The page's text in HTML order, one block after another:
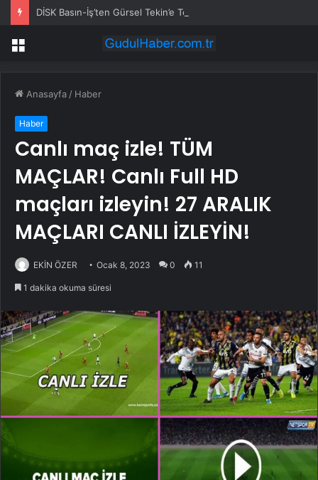
Menü
Anasayfa / Haber
Haber
Canlı maç izle! TÜM
MAÇLAR! Canlı Full HD
maçları izleyin! 27 ARALIK
MAÇLARI CANLI İZLEYİN!
EKİN ÖZER Ocak 8, 2023 0 11
1 dakika okuma süresi